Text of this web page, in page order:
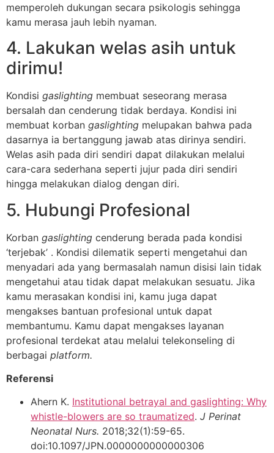
memperoleh dukungan secara psikologis sehingga
kamu merasa jauh lebih nyaman.
4. Lakukan welas asih untuk
dirimu!
Kondisi gaslighting membuat seseorang merasa
bersalah dan cenderung tidak berdaya. Kondisi ini
membuat korban gaslighting melupakan bahwa pada
dasarnya ia bertanggung jawab atas dirinya sendiri.
Welas asih pada diri sendiri dapat dilakukan melalui
cara-cara sederhana seperti jujur pada diri sendiri
hingga melakukan dialog dengan diri.
5. Hubungi Profesional
Korban gaslighting cenderung berada pada kondisi
‘terjebak’ . Kondisi dilematik seperti mengetahui dan
menyadari ada yang bermasalah namun disisi lain tidak
mengetahui atau tidak dapat melakukan sesuatu. Jika
kamu merasakan kondisi ini, kamu juga dapat
mengakses bantuan profesional untuk dapat
membantumu. Kamu dapat mengakses layanan
profesional terdekat atau melalui telekonseling di
berbagai platform.
Referensi
Ahern K. Institutional betrayal and gaslighting: Why
whistle-blowers are so traumatized. J Perinat
Neonatal Nurs. 2018;32(1):59-65.
doi:10.1097/JPN.0000000000000306